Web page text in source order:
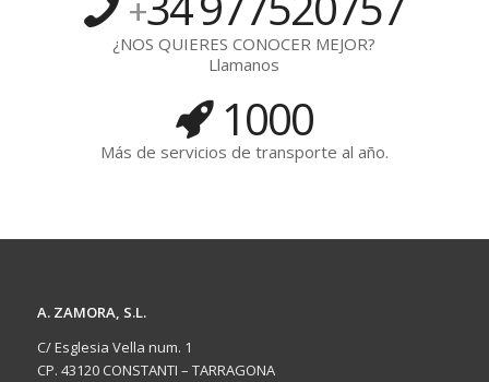
+
¿NOS QUIERES CONOCER MEJOR?
Llamanos
1000
Más de servicios de transporte al año.
A. ZAMORA, S.L.
C/ Esglesia Vella num. 1
CP. 43120 CONSTANTI – TARRAGONA